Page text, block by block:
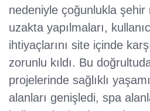
nedeniyle çoğunlukla şehir
uzakta yapılmaları,
ihtiyaçlarını site içinde
zorunlu kıldı. Bu
projelerinde sağlıklı
alanları genişledi, spa